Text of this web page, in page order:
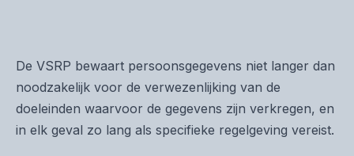
De VSRP bewaart persoonsgegevens niet langer dan
noodzakelijk voor de verwezenlijking van de
doeleinden waarvoor de gegevens zijn verkregen, en
in elk geval zo lang als specifieke regelgeving vereist.